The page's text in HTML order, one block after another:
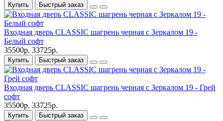
Купить Быстрый заказ
Входная дверь CLASSIC шагрень черная с Зеркалом 19 -
Белый софт
35500р. 33725р.
Купить Быстрый заказ
Входная дверь CLASSIC шагрень черная с Зеркалом 19 - Грей
софт
35500р. 33725р.
Купить Быстрый заказ